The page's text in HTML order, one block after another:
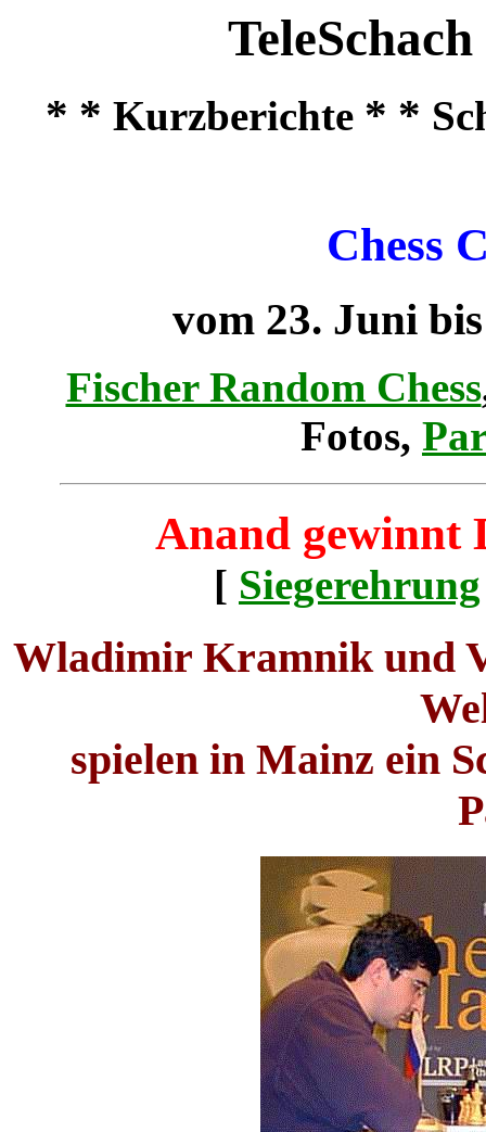
* * Kurzberichte* *
Chess
vom 23. Juni
Fischer Random Chess
Fotos,
Anand gewinnt
[ Siegerehrung
Wladimir Kramnik und
spielen in Mainz ein